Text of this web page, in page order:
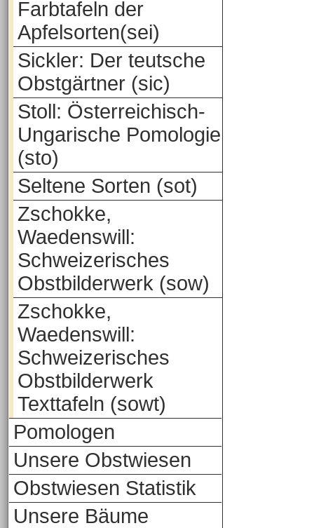
Farbtafeln der
Apfelsorten(sei)
Sickler: Der teutsche
Obstgärtner (sic)
Stoll: Österreichisch-
Ungarische Pomologie
(sto)
Seltene Sorten (sot)
Zschokke,
Waedenswill:
Schweizerisches
Obstbilderwerk (sow)
Zschokke,
Waedenswill:
Schweizerisches
Obstbilderwerk
Texttafeln (sowt)
Pomologen
Unsere Obstwiesen
Obstwiesen Statistik
Unsere Bäume